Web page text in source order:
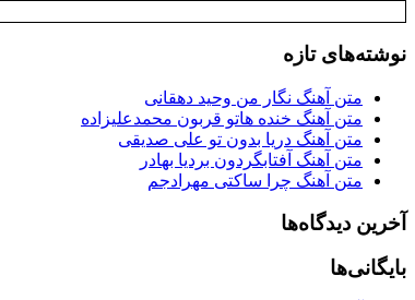
نوشته‌های تازه
متن آهنگ نگار من وحید دهقانی
متن آهنگ خنده هاتو قربون محمدعلیزاده
متن آهنگ دریا بدون تو علی صدیقی
متن آهنگ آفتابگردون بردیا بهادر
متن آهنگ چرا ساکتی مهرادجم
آخرین دیدگاه‌ها
بایگانی‌ها